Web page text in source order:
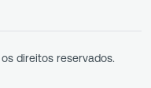
direitos reservados.